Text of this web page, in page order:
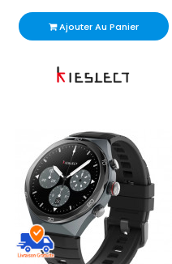
Ajouter Au Panier